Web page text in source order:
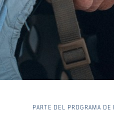
PARTE DEL PROGRAMA